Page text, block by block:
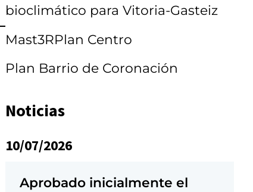
bioclimático para Vitoria-Gasteiz
Mast3RPlan Centro
Plan Barrio de Coronación
Noticias
10/07/2026
Aprobado inicialmente el